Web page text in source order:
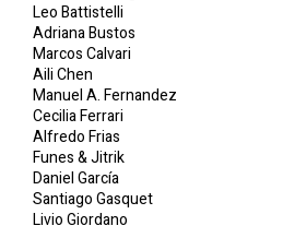
Leo Battistelli
Adriana Bustos
Marcos Calvari
Aili Chen
Manuel A. Fernandez
Cecilia Ferrari
Alfredo Frias
Funes & Jitrik
Daniel García
Santiago Gasquet
Livio Giordano